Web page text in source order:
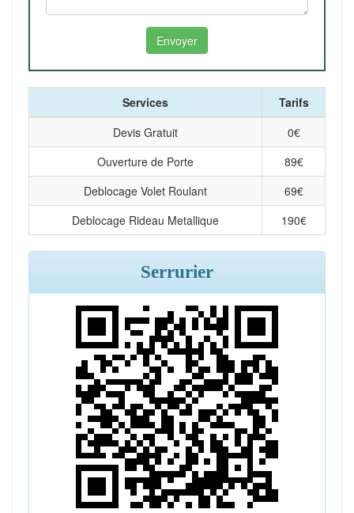
Services
Tarifs
Devis Gratuit
0€
Ouverture de Porte
89€
Deblocage Volet Roulant
69€
Deblocage Rideau Metallique
190€
Serrurier